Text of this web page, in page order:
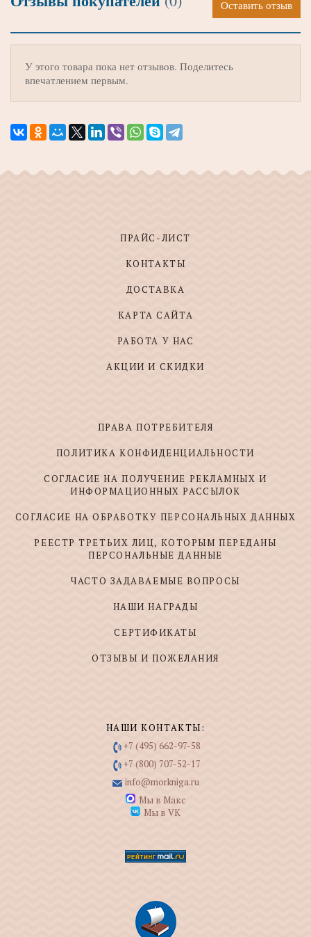
Оставить отзыв
У этого товара пока нет отзывов. Поделитесь
впечатлением первым.
ПРАЙС-ЛИСТ
КОНТАКТЫ
ДОСТАВКА
КАРТА САЙТА
РАБОТА У НАС
АКЦИИ И СКИДКИ
ПРАВА ПОТРЕБИТЕЛЯ
ПОЛИТИКА КОНФИДЕНЦИАЛЬНОСТИ
СОГЛАСИЕ НА ПОЛУЧЕНИЕ РЕКЛАМНЫХ И
ИНФОРМАЦИОННЫХ РАССЫЛОК
СОГЛАСИЕ НА ОБРАБОТКУ ПЕРСОНАЛЬНЫХ ДАННЫХ
РЕЕСТР ТРЕТЬИХ ЛИЦ, КОТОРЫМ ПЕРЕДАНЫ
ПЕРСОНАЛЬНЫЕ ДАННЫЕ
ЧАСТО ЗАДАВАЕМЫЕ ВОПРОСЫ
НАШИ НАГРАДЫ
СЕРТИФИКАТЫ
ОТЗЫВЫ И ПОЖЕЛАНИЯ
НАШИ КОНТАКТЫ:
+7 (495) 662-97-58
+7 (800) 707-52-17
info@morkniga.ru
Мы в Макс
Мы в VK